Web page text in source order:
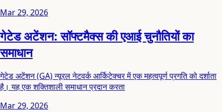
Mar 29, 2026
गेटेड अटेंशन: सॉफ्टमैक्स की एआई चुनौतियों का
समाधान
गेटेड अटेंशन (GA) न्यूरल नेटवर्क आर्किटेक्चर में एक महत्वपूर्ण प्रगति को दर्शाता
है। यह एक शक्तिशाली समाधान प्रदान करता
Mar 29, 2026